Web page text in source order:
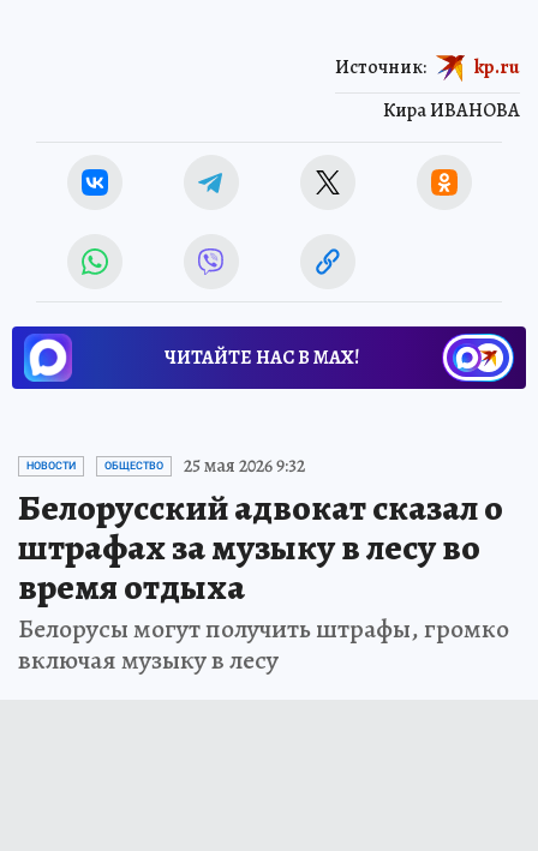
Кира ИВАНОВА
Источник: kp.ru
ЧИТАЙТЕ НАС В МАХ!
НОВОСТИ ОБЩЕСТВО 25 мая 2026 9:32
Белорусский адвокат сказал о
штрафах за музыку в лесу во
время отдыха
Белорусы могут получить штрафы, громко
включая музыку в лесу